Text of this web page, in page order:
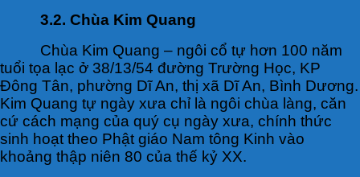
3.2. Chùa Kim Quang
Chùa Kim Quang – ngôi cổ tự hơn 100 năm
tuổi tọa lạc ở 38/13/54 đường Trường Học, KP
Đông Tân, phường Dĩ An, thị xã Dĩ An, Bình Dương.
Kim Quang tự ngày xưa chỉ là ngôi chùa làng, căn
cứ cách mạng của quý cụ ngày xưa, chính thức
sinh hoạt theo Phật giáo Nam tông Kinh vào
khoảng thập niên 80 của thế kỷ XX.